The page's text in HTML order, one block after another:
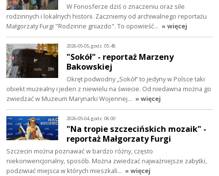
W Fonosferze dziś o znaczeniu oraz sile
rodzinnych i lokalnych historii. Zaczniemy od archiwalnego reportażu
Małgorzaty Furgi "Rodzinne gniazdo". To opowieść… » więcej
2026-05-05, godz. 05:48
"Sokół" - reportaż Marzeny
Bakowskiej
Okręt podwodny „Sokół” to jedyny w Polsce taki
obiekt muzealny i jeden z niewielu na świecie. Od niedawna można go
zwiedzać w Muzeum Marynarki Wojennej… » więcej
2026-05-04, godz. 06:00
"Na tropie szczecińskich mozaik" -
reportaż Małgorzaty Furgi
Szczecin można poznawać w bardzo różny, często
niekonwencjonalny, sposób. Można zwiedzać najważniejsze zabytki,
podziwiać miejsca w których mieszkali… » więcej